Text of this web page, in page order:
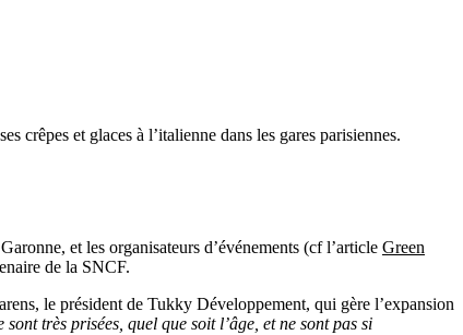
crêpes et glaces à l’italienne dans les gares parisiennes.
et les organisateurs d’événements (cf l’article Green
de la SNCF.
le président de Tukky Développement, qui gère l’expansion
très prisées, quel que soit l’âge, et ne sont pas si